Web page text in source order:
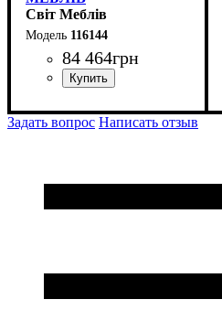
Світ Меблів
116144
84 464грн
Задать вопрос Написать отзыв